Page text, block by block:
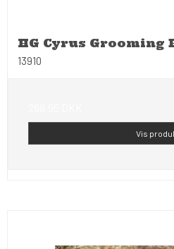
HG Cyrus Grooming
13910
Vis